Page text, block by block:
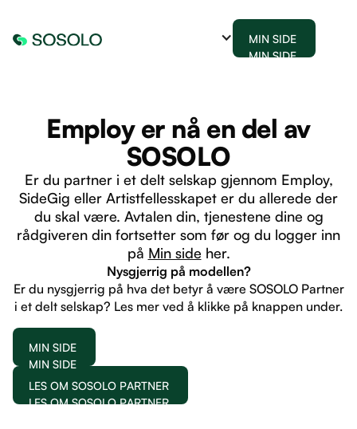
MIN SIDE
MIN SIDE
Employ er nå en del av
SOSOLO
Er du partner i et delt selskap gjennom Employ,
SideGig eller Artistfellesskapet er du allerede der
du skal være. Avtalen din, tjenestene dine og
rådgiveren din fortsetter som før og du logger inn
på Min side her.
Nysgjerrig på modellen?
Er du nysgjerrig på hva det betyr å være SOSOLO Partner
i et delt selskap? Les mer ved å klikke på knappen under.
MIN SIDE
MIN SIDE
LES OM SOSOLO PARTNER
LES OM SOSOLO PARTNER